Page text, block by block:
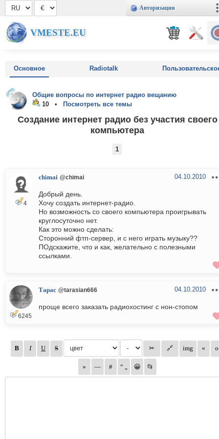
Авторизация
VMESTE.EU
Основное Radiotalk
Общие вопросы по интернет радио вещанию
10 •
Посмотреть все темы
Создание интернет радио без участия своего
компьютера
1
4
chimai @chimai 04.10.2010
Добрый день.
Хочу создать интернет-радио.
Но возможность со своего компьютера проигрывать
круглосуточно нет.
Как это можно сделать:
Сторонний фтп-сервер, и с него играть музыку??
ПОдскажите, что и как, желательно с полезными
ссылками.
6245
Тарас @tarasian666 04.10.2010
проще всего заказать радиохостинг с нон-стопом